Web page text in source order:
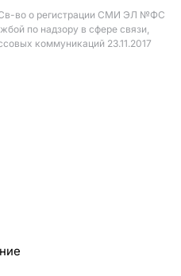
во о регистрации СМИ ЭЛ №ФС
по надзору в сфере связи,
коммуникаций 23.11.2017